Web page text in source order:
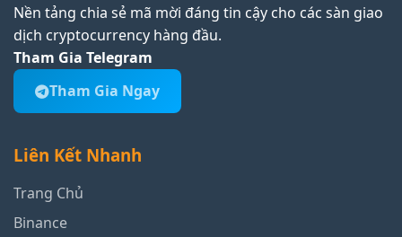
Nền tảng chia sẻ mã mời đáng tin cậy cho các sàn giao
dịch cryptocurrency hàng đầu.
Tham Gia Telegram
Tham Gia Ngay
Liên Kết Nhanh
Trang Chủ
Binance